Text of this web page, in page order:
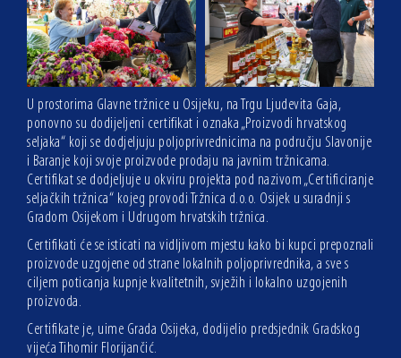
U prostorima Glavne tržnice u Osijeku, na Trgu Ljudevita Gaja,
ponovno su dodijeljeni certifikat i oznaka „Proizvodi hrvatskog
seljaka“ koji se dodjeljuju poljoprivrednicima na području Slavonije
i Baranje koji svoje proizvode prodaju na javnim tržnicama.
Certifikat se dodjeljuje u okviru projekta pod nazivom „Certificiranje
seljačkih tržnica“ kojeg provodi Tržnica d.o.o. Osijek u suradnji s
Gradom Osijekom i Udrugom hrvatskih tržnica.
Certifikati će se isticati na vidljivom mjestu kako bi kupci prepoznali
proizvode uzgojene od strane lokalnih poljoprivrednika, a sve s
ciljem poticanja kupnje kvalitetnih, svježih i lokalno uzgojenih
proizvoda.
Certifikate je, uime Grada Osijeka, dodijelio predsjednik Gradskog
vijeća Tihomir Florijančić.